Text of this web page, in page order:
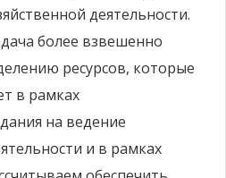
деятельности.
более взвешенно
ресурсов, которые
в рамках
на ведение
и в рамках